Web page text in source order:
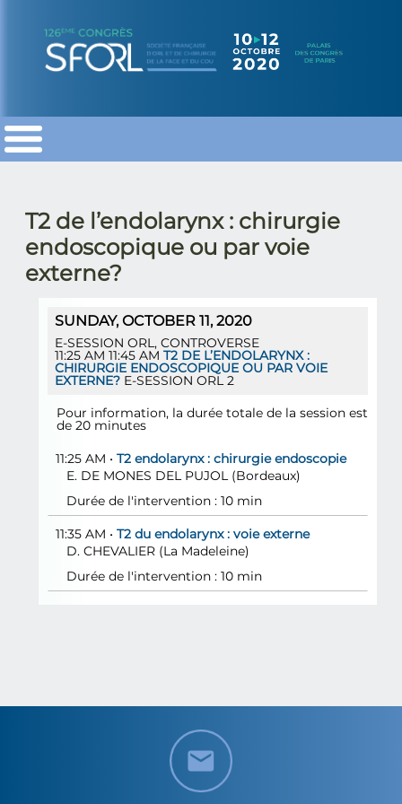
SFORL SFORL
SFORL
T2 de l’endolarynx : chirurgie
endoscopique ou par voie
externe?
SUNDAY, OCTOBER 11, 2020
E-SESSION ORL , CONTROVERSE
11:25 AM 11:45 AM T2 DE L’ENDOLARYNX :
CHIRURGIE ENDOSCOPIQUE OU PAR VOIE
EXTERNE? E-SESSION ORL 2
Pour information, la durée totale de la session est
de 20 minutes
11:25 AM • T2 endolarynx : chirurgie endoscopie
E. DE MONES DEL PUJOL
(Bordeaux)
Durée de l'intervention : 10 min
11:35 AM • T2 du endolarynx : voie externe
D. CHEVALIER (La Madeleine)
Durée de l'intervention : 10 min